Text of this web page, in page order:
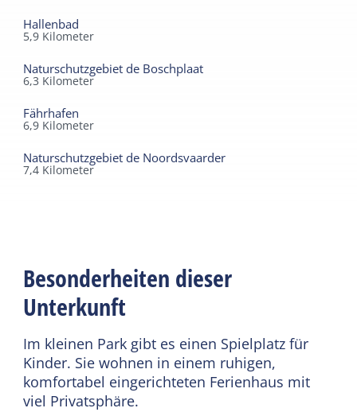
Hallenbad
5,9 Kilometer
Naturschutzgebiet de Boschplaat
6,3 Kilometer
Fährhafen
6,9 Kilometer
Naturschutzgebiet de Noordsvaarder
7,4 Kilometer
Besonderheiten dieser
Unterkunft
Im kleinen Park gibt es einen Spielplatz für
Kinder. Sie wohnen in einem ruhigen,
komfortabel eingerichteten Ferienhaus mit
viel Privatsphäre.